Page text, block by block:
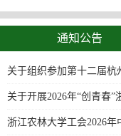
通知公告
关于组织参加第十二届杭
浙江农林大学工会2026